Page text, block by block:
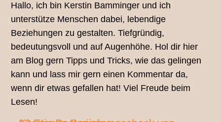
Hallo, ich bin Kerstin Bamminger und ich
unterstütze Menschen dabei, lebendige
Beziehungen zu gestalten. Tiefgründig,
bedeutungsvoll und auf Augenhöhe. Hol dir hier
am Blog gern Tipps und Tricks, wie das gelingen
kann und lass mir gern einen Kommentar da,
wenn dir etwas gefallen hat! Viel Freude beim
Lesen!